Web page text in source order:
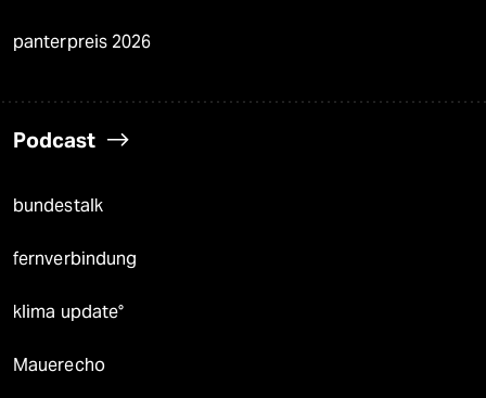
panterpreis 2026
Podcast
bundestalk
fernverbindung
klima update°
Mauerecho